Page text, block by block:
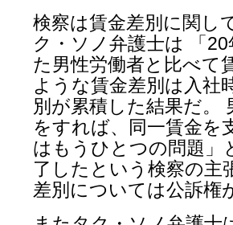
検察は賃金差別に関し
ク・ソノ弁護士は 「
た男性労働者と比べて
ような賃金差別は入社
別が累積した結果だ。
をすれば、同一賃金を
はもうひとつの問題」
了したという検察の主
差別については公訴権